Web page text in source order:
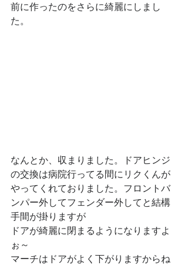
前に作ったのをさらに綺麗にしまし
た。
なんとか、収まりました。ドアヒンジ
の交換は病院行ってる間にリクくんが
やってくれておりました。フロントバ
ンパー外してフェンダー外してと結構
手間が掛りますが
ドアが綺麗に閉まるようになりますよ
ぉ～
マーチはドアがよく下がりますからね